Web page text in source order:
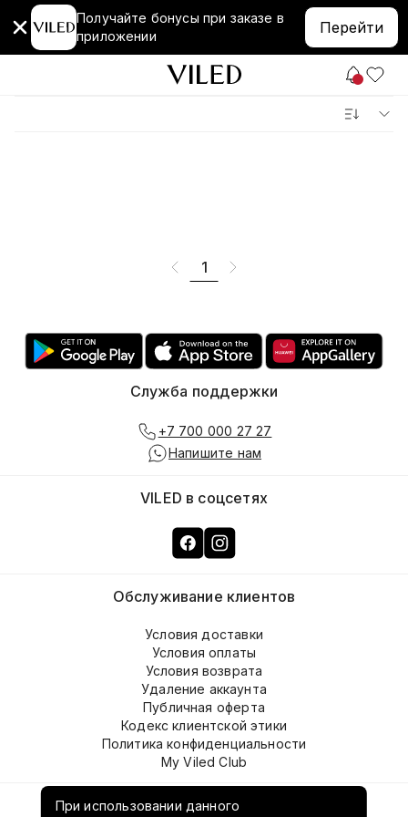
Получайте бонусы при заказе в
приложении
Перейти
1
При использовании данного
О компании
Обслуживание клиентов
Условия доставки
Условия оплаты
Условия возврата
Удаление аккаунта
Публичная оферта
Кодекс клиентской этики
Политика конфиденциальности
My Viled Club
VILED в соцсетях
Служба поддержки
+7 700 000 27 27
Напишите нам